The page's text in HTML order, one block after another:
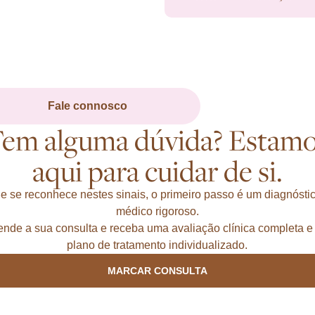
Fale connosco
alguma dúvida?
aqui para cuidar de si.
se reconhece nestes sinais, o primeiro passo é um
médico rigoroso.
a sua consulta e receba uma avaliação clínica completa e
plano de tratamento individualizado.
MARCAR CONSULTA